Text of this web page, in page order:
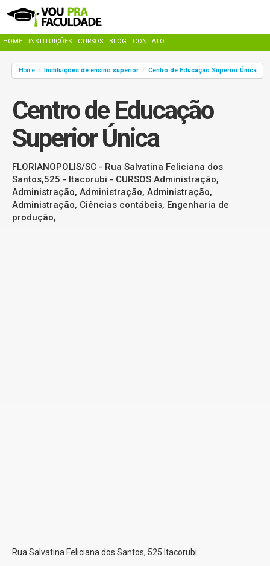
HOME INSTITUIÇÕES CURSOS BLOG CONTATO
Home / Instituições de ensino superior / Centro de Educação Superior Única
Centro de Educação
Superior Única
FLORIANOPOLIS/SC - Rua Salvatina Feliciana dos
Santos,525 - Itacorubi - CURSOS:Administração,
Administração, Administração, Administração,
Administração, Ciências contábeis, Engenharia de
produção,
Rua Salvatina Feliciana dos Santos, 525 Itacorubi